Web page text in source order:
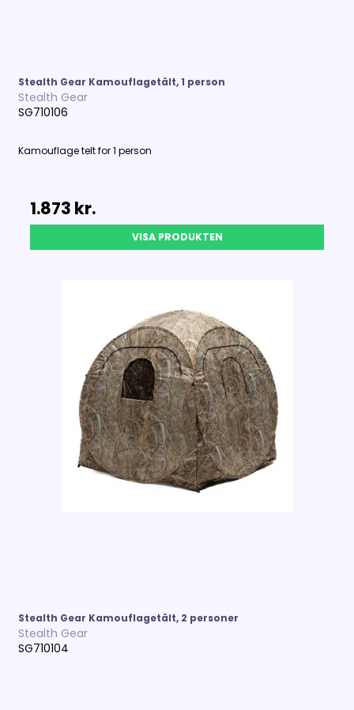
Stealth Gear Kamouflagetält, 1 person
Stealth Gear
SG710106
Kamouflage telt for 1 person
1.873 kr.
VISA PRODUKTEN
Stealth Gear Kamouflagetält, 2 personer
Stealth Gear
SG710104